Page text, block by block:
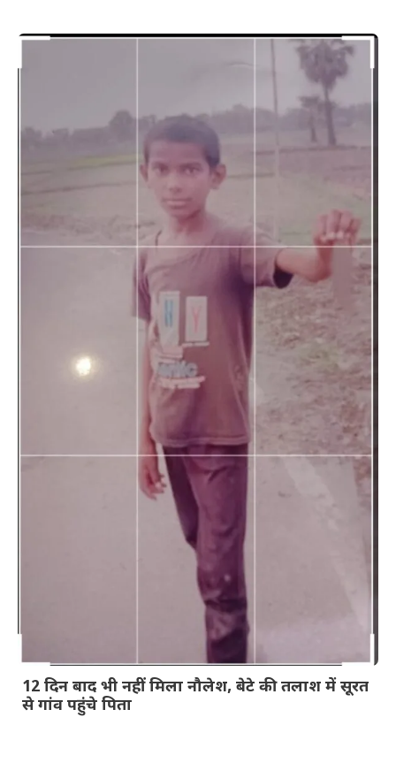
12 दिन बाद भी नहीं मिला नौलेश, बेटे की तलाश में सूरत
से गांव पहुंचे पिता